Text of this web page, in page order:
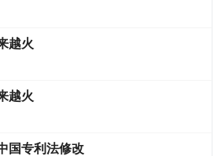
越火
越火
国专利法修改